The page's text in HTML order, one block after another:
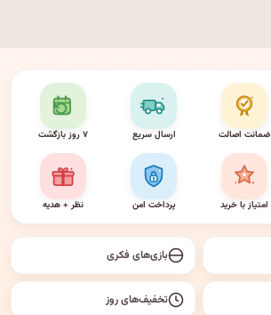
ضمانت اصالت ارسال سریع ۷ روز بازگشت
امتیاز با خرید پرداخت امن نظر + هدیه
بازی‌های فکری
تخفیف‌های روز